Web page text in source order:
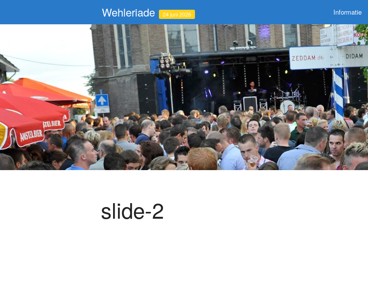
Wehleriade 24 juni 2026 Informatie
slide-2